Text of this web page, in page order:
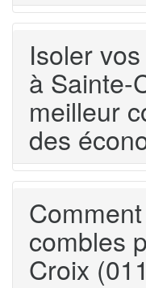
Isoler
à Sainte-
meilleur
des
combles
Croix